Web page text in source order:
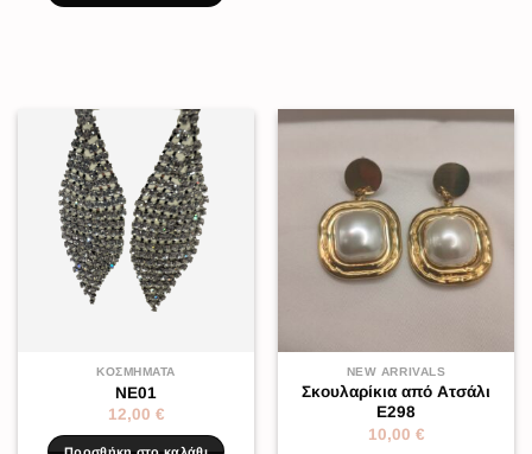
ΚΟΣΜΉΜΑΤΑ
NE01
12,00 €
NEW ARRIVALS
Σκουλαρίκια από Ατσάλι
Ε298
10,00 €